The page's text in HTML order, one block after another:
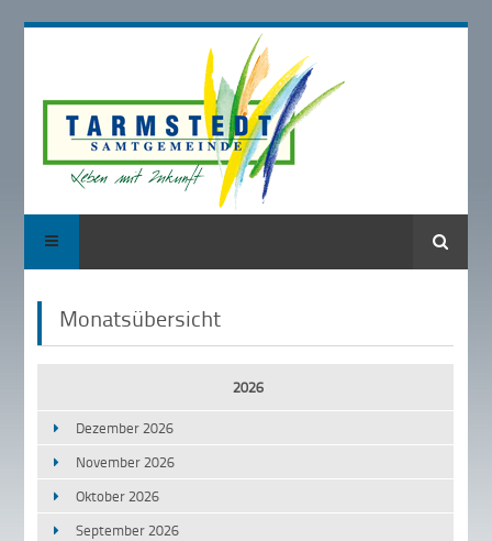
Suche
Monatsübersicht
2026
Dezember 2026
November 2026
Oktober 2026
September 2026